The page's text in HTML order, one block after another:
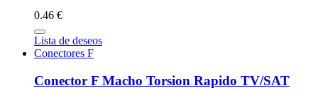
0.46 €
Lista de deseos
Conectores F
Conector F Macho Torsion Rapido TV/SAT